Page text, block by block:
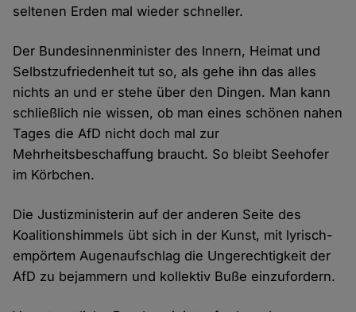
seltenen Erden mal wieder schneller.
Der Bundesinnenminister des Innern, Heimat und
Selbstzufriedenheit tut so, als gehe ihn das alles
nichts an und er stehe über den Dingen. Man kann
schließlich nie wissen, ob man eines schönen nahen
Tages die AfD nicht doch mal zur
Mehrheitsbeschaffung braucht. So bleibt Seehofer
im Körbchen.
Die Justizministerin auf der anderen Seite des
Koalitionshimmels übt sich in der Kunst, mit lyrisch-
empörtem Augenaufschlag die Ungerechtigkeit der
AfD zu bejammern und kollektiv Buße einzufordern.